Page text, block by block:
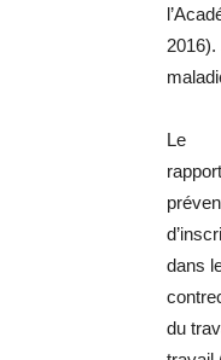
Le
dans
du